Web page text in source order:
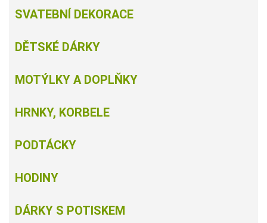
SVATEBNÍ DEKORACE
DĚTSKÉ DÁRKY
MOTÝLKY A DOPLŇKY
HRNKY, KORBELE
PODTÁCKY
HODINY
DÁRKY S POTISKEM